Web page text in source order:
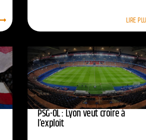
LIRE
PSG-OL : Lyon veut croire à
l’exploit